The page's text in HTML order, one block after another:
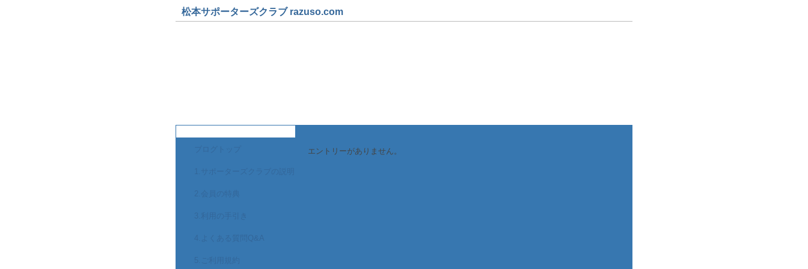
松本サポーターズクラブ razuso.com
エントリーがありません。